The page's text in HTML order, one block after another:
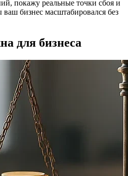
shelf-компаний при
оценки риска
чек-лист (контракты,
реестров и
пробелов в
стек: KYC, санкции,
покажу реальные точки сбоя и
бизнес масштабировался без
для бизнеса